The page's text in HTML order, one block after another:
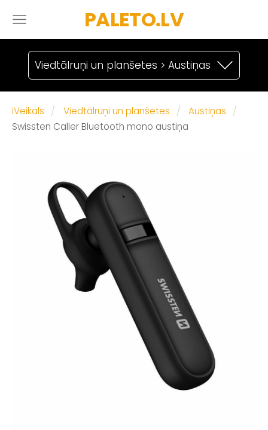
PALETO.LV
Viedtālruņi un planšetes > Austiņas
iVeikals Viedtālruņi un planšetes
Austiņas
Swissten Caller Bluetooth mono austiņa